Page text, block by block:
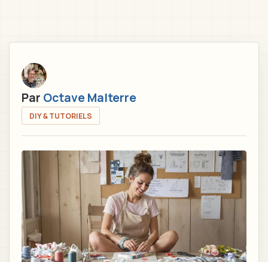
Par Octave Malterre
DIY & TUTORIELS